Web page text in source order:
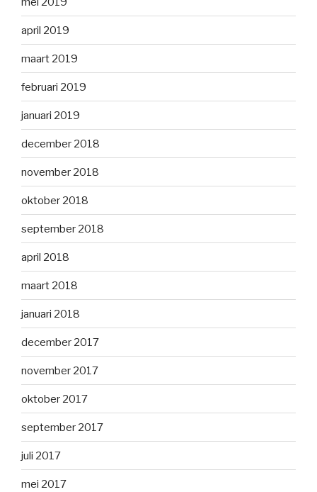
april 2019
maart 2019
februari 2019
januari 2019
december 2018
november 2018
oktober 2018
september 2018
april 2018
maart 2018
januari 2018
december 2017
november 2017
oktober 2017
september 2017
juli 2017
mei 2017